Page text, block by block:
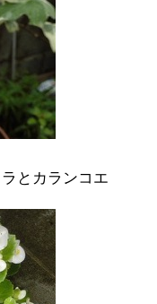
とカランコエ